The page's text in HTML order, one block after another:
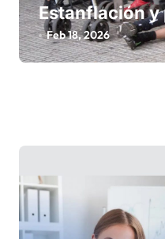
Estanflación y
Feb 18, 2026